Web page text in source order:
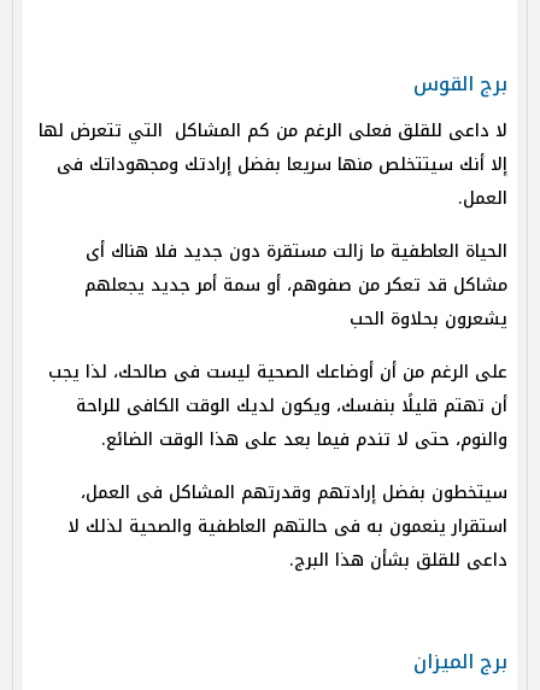
برج القوس
لا داعى للقلق فعلى الرغم من كم المشاكل التي تتعرض لها
إلا أنك سيتتخلص منها سريعا بفضل إرادتك ومجهوداتك فى
العمل.
الحياة العاطفية ما زالت مستقرة دون جديد فلا هناك أى
مشاكل قد تعكر من صفوهم، أو سمة أمر جديد يجعلهم
يشعرون بحلاوة الحب
على الرغم من أن أوضاعك الصحية ليست فى صالحك، لذا يجب
أن تهتم قليلًا بنفسك، ويكون لديك الوقت الكافى للراحة
والنوم، حتى لا تندم فيما بعد على هذا الوقت الضائع.
سيتخطون بفضل إرادتهم وقدرتهم المشاكل فى العمل،
استقرار ينعمون به فى حالتهم العاطفية والصحية لذلك لا
داعى للقلق بشأن هذا البرج.
برج الميزان